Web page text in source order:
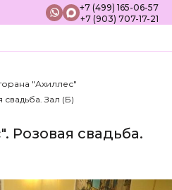
+7 (499) 165-06-57
+7 (903) 707-17-21
"Ахиллес"
Зал (Б)
Розовая свадьба.